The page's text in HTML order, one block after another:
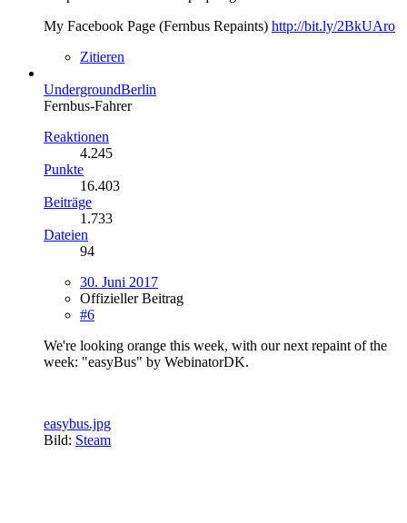
My Facebook Page (Fernbus Repaints) http://bit.ly/2BkUAro
Zitieren
UndergroundBerlin
Fernbus-Fahrer
Reaktionen
4.245
Punkte
16.403
Beiträge
1.733
Dateien
94
30. Juni 2017
Offizieller Beitrag
#6
We're looking orange this week, with our next repaint of the
week: "easyBus" by WebinatorDK.
easybus.jpg
Bild: Steam